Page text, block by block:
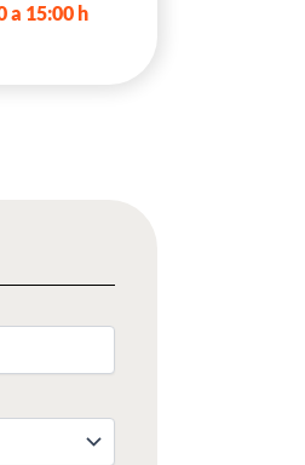
a 15:00 h